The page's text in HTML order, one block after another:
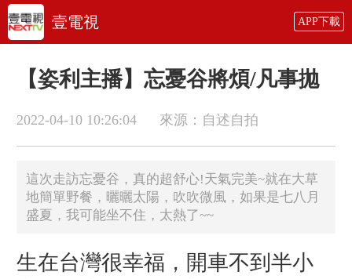
壹電視 APP下載
【姿利主播】忘憂谷將煩/凡事拋
2022-04-10 10:26:04 來源：自述自拍
這次走訪忘憂谷，真的超舒心!天氣完美~就在大草
地簡單野餐，曬曬太陽，吹吹微風，如果是七八月
盛夏，我可能坐不住，太熱了~~
生在台灣很幸福，開車不到半小